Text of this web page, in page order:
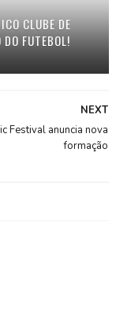
CLUBE DE
FUTEBOL!
NEXT
Festival anuncia nova
formação